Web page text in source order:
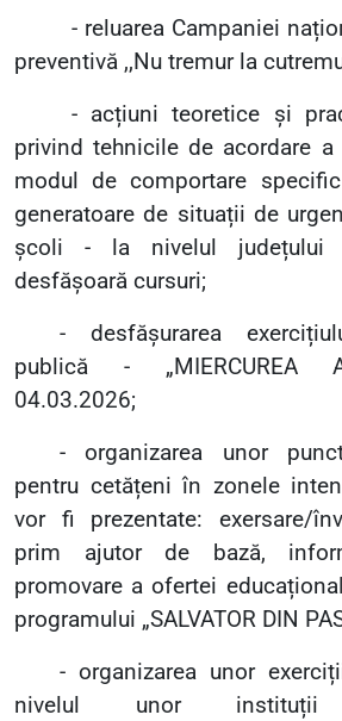
- reluarea Campaniei
preventivă ,,Nu tremur la
- acțiuni teoretice și
privind tehnicile de acordare
modul de comportare
generatoare de situații de
școli - la nivelul județului
desfășoară cursuri;
- desfășurarea
publică - „MIERCUREA
04.03.2026;
- organizarea unor
pentru cetățeni în zonele
vor fi prezentate: exersare/
prim ajutor de bază,
promovare a ofertei
programului „SALVATOR DIN
- organizarea unor
nivelul unor instituții